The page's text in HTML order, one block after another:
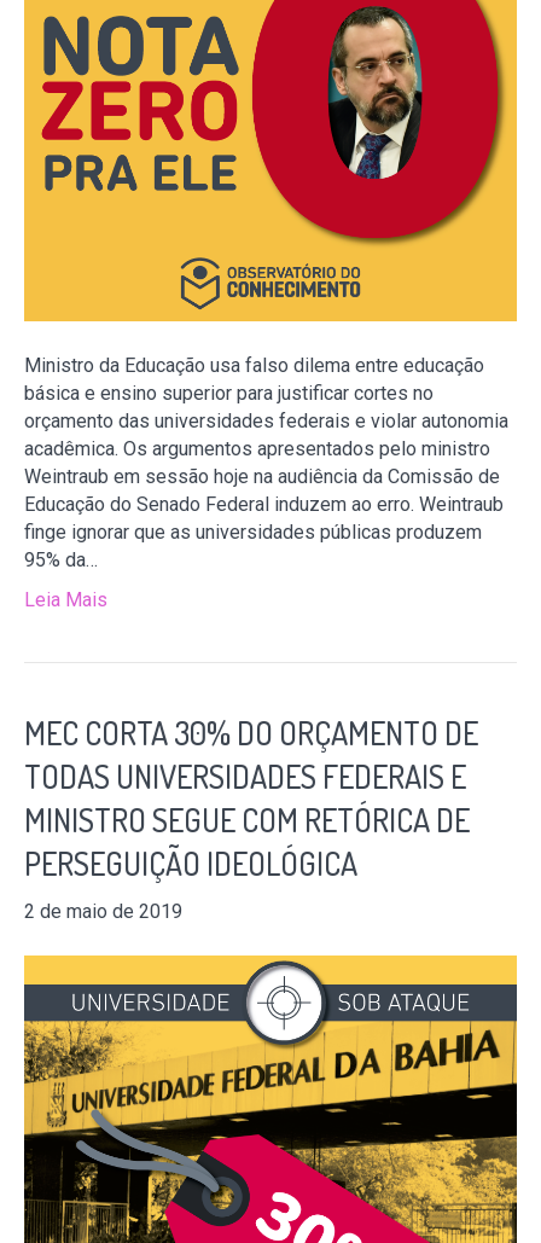
Ministro da Educação usa falso dilema entre educação
básica e ensino superior para justificar cortes no
orçamento das universidades federais e violar autonomia
acadêmica. Os argumentos apresentados pelo ministro
Weintraub em sessão hoje na audiência da Comissão de
Educação do Senado Federal induzem ao erro. Weintraub
finge ignorar que as universidades públicas produzem
95% da…
Leia Mais
MEC CORTA 30% DO ORÇAMENTO DE
TODAS UNIVERSIDADES FEDERAIS E
MINISTRO SEGUE COM RETÓRICA DE
PERSEGUIÇÃO IDEOLÓGICA
2 de maio de 2019